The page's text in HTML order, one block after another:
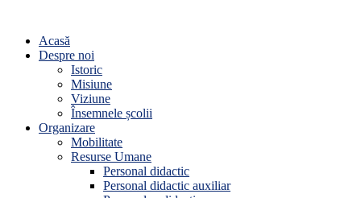
Acasă
Despre noi
Istoric
Misiune
Viziune
Însemnele școlii
Organizare
Mobilitate
Resurse Umane
Personal didactic
Personal didactic auxiliar